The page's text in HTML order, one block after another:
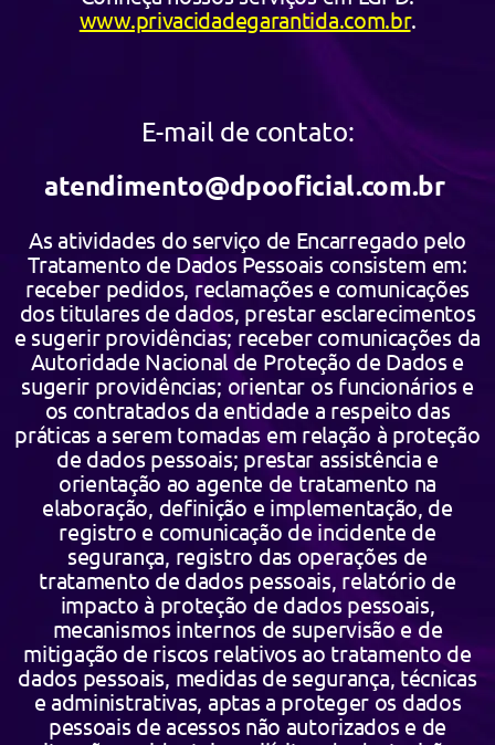
www.privacidadegarantida.com.br.
E-mail de contato:
atendimento@dpooficial.com.br
As atividades do serviço de Encarregado pelo
Tratamento de Dados Pessoais consistem em:
receber pedidos, reclamações e comunicações
dos titulares de dados, prestar esclarecimentos
e sugerir providências; receber comunicações da
Autoridade Nacional de Proteção de Dados e
sugerir providências; orientar os funcionários e
os contratados da entidade a respeito das
práticas a serem tomadas em relação à proteção
de dados pessoais; prestar assistência e
orientação ao agente de tratamento na
elaboração, definição e implementação, de
registro e comunicação de incidente de
segurança, registro das operações de
tratamento de dados pessoais, relatório de
impacto à proteção de dados pessoais,
mecanismos internos de supervisão e de
mitigação de riscos relativos ao tratamento de
dados pessoais, medidas de segurança, técnicas
e administrativas, aptas a proteger os dados
pessoais de acessos não autorizados e de